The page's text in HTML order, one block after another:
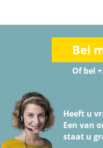
Bel
Of bel
Heeft u
Een van
staat u